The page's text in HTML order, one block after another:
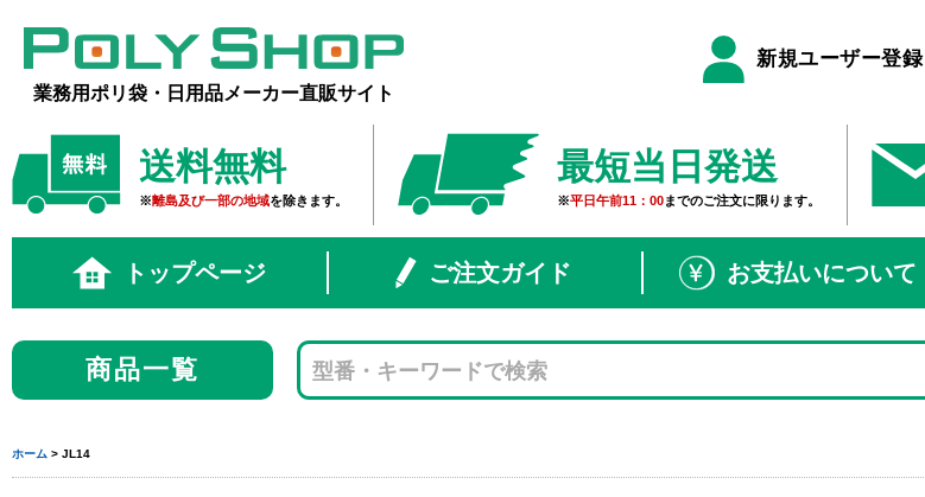
業務用ポリ袋・日用品メーカー直販サイト
新規ユーザー登録
送料無料
※離島及び一部の地域を除きます。
最短当日発送
※平日午前11：00までのご注文に限ります。
トップページ ご注文ガイド お支払いについて
商品一覧
ホーム > JL14